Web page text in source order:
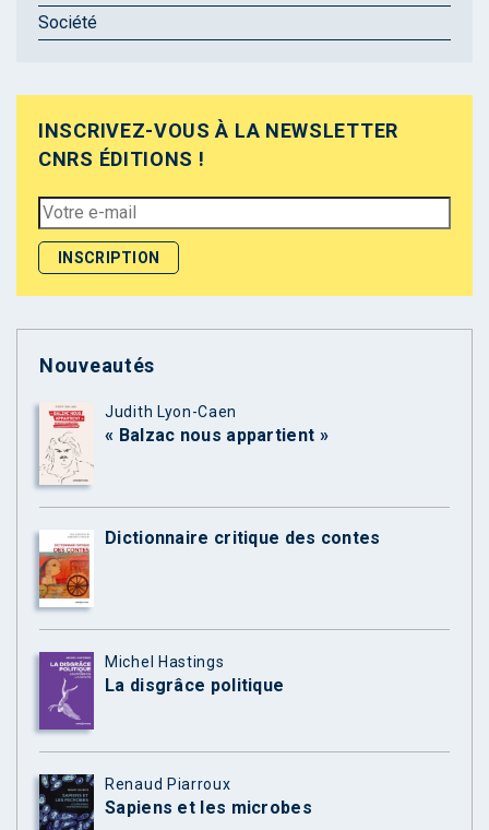
Société
INSCRIVEZ-VOUS À LA NEWSLETTER
CNRS ÉDITIONS !
Nouveautés
Judith Lyon-Caen
« Balzac nous appartient »
Dictionnaire critique des contes
Michel Hastings
La disgrâce politique
Renaud Piarroux
Sapiens et les microbes